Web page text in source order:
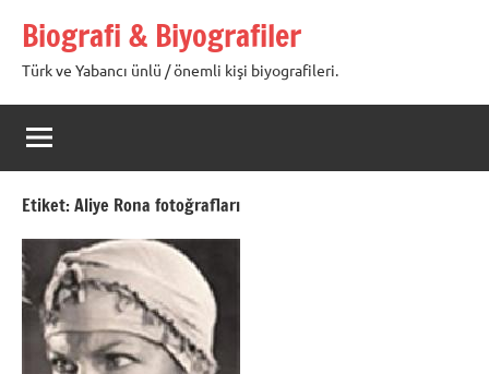
Biografi & Biyografiler
Türk ve Yabancı ünlü / önemli kişi biyografileri.
Etiket:Aliye Rona fotoğrafları